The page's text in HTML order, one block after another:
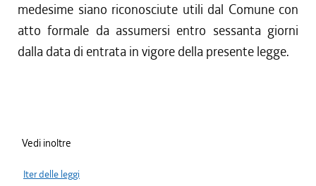
medesime siano riconosciute utili dal Comune con
atto formale da assumersi entro sessanta giorni
dalla data di entrata in vigore della presente legge.
Vedi inoltre
Iter delle leggi